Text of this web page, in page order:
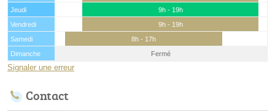
Jeudi
9h - 19h
Vendredi
9h - 19h
Samedi
8h - 17h
Dimanche
Fermé
Signaler une erreur
Contact